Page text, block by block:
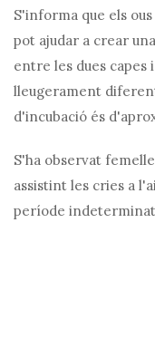
S'informa que els
pot ajudar a crear
entre les dues capes
lleugerament
d'incubació és
S'ha observat
assistint les cries a
període